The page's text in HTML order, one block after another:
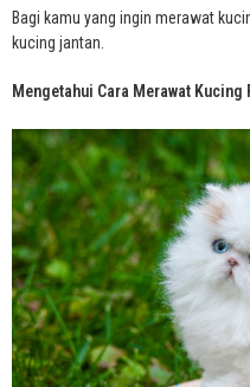
Bagi kamu yang ingin merawat
kucing jantan.
Mengetahui Cara Merawat Kucing